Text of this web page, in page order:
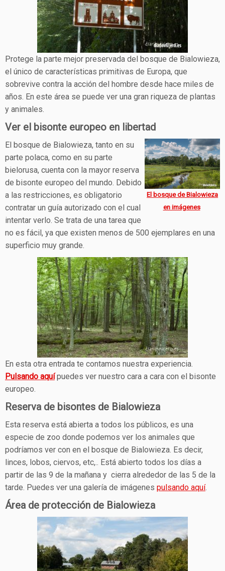
Protege la parte mejor preservada del bosque de Bialowieza,
el único de características primitivas de Europa, que
sobrevive contra la acción del hombre desde hace miles de
años. En este área se puede ver una gran riqueza de plantas
y animales.
Ver el bisonte europeo en libertad
El bosque de Bialowieza
en imágenes
El bosque de Bialowieza, tanto en su
parte polaca, como en su parte
bielorusa, cuenta con la mayor reserva
de bisonte europeo del mundo. Debido
a las restricciones, es obligatorio
contratar un guía autorizado con el cual
intentar verlo. Se trata de una tarea que
no es fácil, ya que existen menos de 500 ejemplares en una
superficio muy grande.
En esta otra entrada te contamos nuestra experiencia.
Pulsando aquí puedes ver nuestro cara a cara con el bisonte
europeo.
Reserva de bisontes de Bialowieza
Esta reserva está abierta a todos los públicos, es una
especie de zoo donde podemos ver los animales que
podríamos ver con en el bosque de Bialowieza. Es decir,
linces, lobos, ciervos, etc,.. Está abierto todos los días a
partir de las 9 de la mañana y cierra alrededor de las 5 de la
tarde. Puedes ver una galería de imágenes pulsando aquí.
Área de protección de Bialowieza